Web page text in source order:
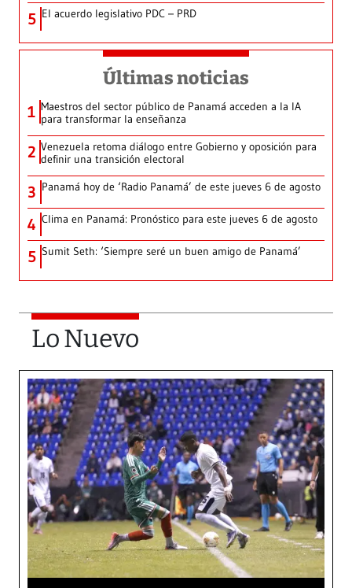
5 El acuerdo legislativo PDC – PRD
Últimas noticias
1 Maestros del sector público de Panamá acceden a la IA
para transformar la enseñanza
2 Venezuela retoma diálogo entre Gobierno y oposición para
definir una transición electoral
3 Panamá hoy de ‘Radio Panamá’ de este jueves 6 de agosto
4 Clima en Panamá: Pronóstico para este jueves 6 de agosto
5 Sumit Seth: ‘Siempre seré un buen amigo de Panamá’
Lo Nuevo